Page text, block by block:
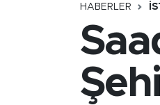
HABERLER
Son Dakika Haberleri
Haber Arşivi